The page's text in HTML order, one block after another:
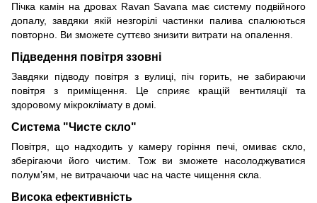
Пічка камін на дровах Ravan Savana має систему подвійного
допалу, завдяки якій незгорілі частинки палива спалюються
повторно. Ви зможете суттєво знизити витрати на опалення.
Підведення повітря ззовні
Завдяки підводу повітря з вулиці, піч горить, не забираючи
повітря з приміщення. Це сприяє кращій вентиляції та
здоровому мікроклімату в домі.
Система "Чисте скло"
Повітря, що надходить у камеру горіння печі, омиває скло,
зберігаючи його чистим. Тож ви зможете насолоджуватися
полум’ям, не витрачаючи час на часте чищення скла.
Висока ефективність